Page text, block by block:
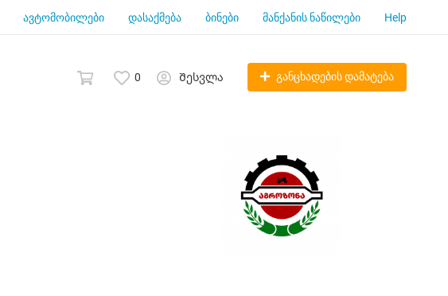
ავტომობილები დასაქმება ბინები მანქანის ნაწილები Help
0 Შესვლა განცხადების დამატება